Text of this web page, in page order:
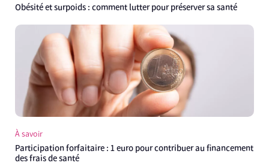
Obésité et surpoids : comment lutter pour préserver sa santé
À savoir
Participation forfaitaire : 1 euro pour contribuer au financement
des frais de santé